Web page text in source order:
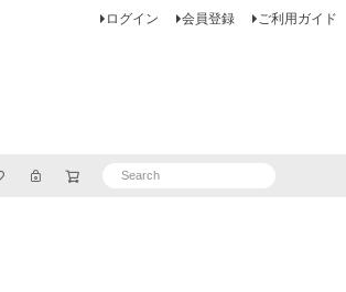
ログイン 会員登録 ご利用ガイド